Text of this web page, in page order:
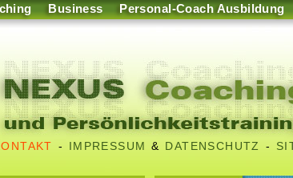
Business Personal-Coach Ausbildung
- IMPRESSUM & DATENSCHUTZ -